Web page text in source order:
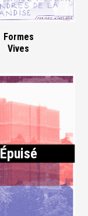
Formes
Vives
Épuisé